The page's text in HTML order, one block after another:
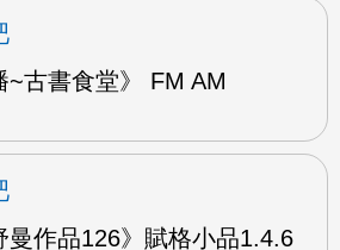
~古書食堂》 FM AM
曼作品126》賦格小品1.4.6